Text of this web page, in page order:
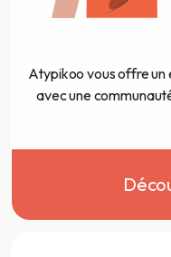
Atypikoo vous offre un
avec une